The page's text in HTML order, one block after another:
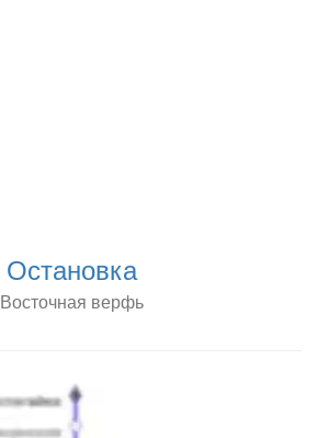
Остановка
Восточная верфь